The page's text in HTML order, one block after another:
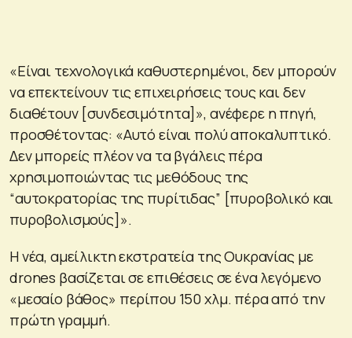
«Είναι τεχνολογικά καθυστερημένοι, δεν μπορούν
να επεκτείνουν τις επιχειρήσεις τους και δεν
διαθέτουν [συνδεσιμότητα]», ανέφερε η πηγή,
προσθέτοντας: «Αυτό είναι πολύ αποκαλυπτικό.
Δεν μπορείς πλέον να τα βγάλεις πέρα
χρησιμοποιώντας τις μεθόδους της
“αυτοκρατορίας της πυρίτιδας” [πυροβολικό και
πυροβολισμούς]».
Η νέα, αμείλικτη εκστρατεία της Ουκρανίας με
drones βασίζεται σε επιθέσεις σε ένα λεγόμενο
«μεσαίο βάθος» περίπου 150 χλμ. πέρα από την
πρώτη γραμμή.